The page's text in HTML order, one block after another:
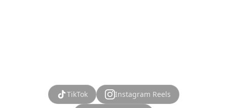
TikTok
Instagram Reels